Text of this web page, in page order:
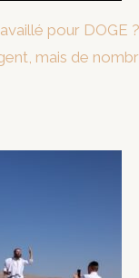
pour DOGE
mais de